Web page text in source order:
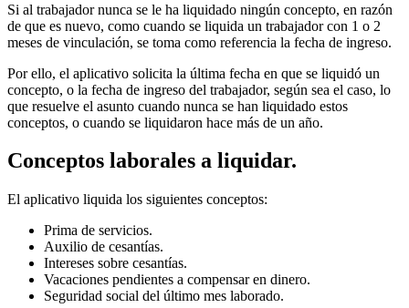
Si al trabajador nunca se le ha liquidado ningún concepto, en razón
de que es nuevo, como cuando se liquida un trabajador con 1 o 2
meses de vinculación, se toma como referencia la fecha de ingreso.
Por ello, el aplicativo solicita la última fecha en que se liquidó un
concepto, o la fecha de ingreso del trabajador, según sea el caso, lo
que resuelve el asunto cuando nunca se han liquidado estos
conceptos, o cuando se liquidaron hace más de un año.
Conceptos laborales a liquidar.
El aplicativo liquida los siguientes conceptos:
Prima de servicios.
Auxilio de cesantías.
Intereses sobre cesantías.
Vacaciones pendientes a compensar en dinero.
Seguridad social del último mes laborado.